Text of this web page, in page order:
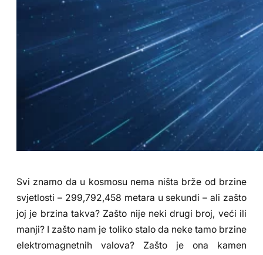
Svi znamo da u kosmosu nema ništa brže od brzine
svjetlosti – 299,792,458 metara u sekundi – ali zašto
joj je brzina takva? Zašto nije neki drugi broj, veći ili
manji? I zašto nam je toliko stalo da neke tamo brzine
elektromagnetnih valova? Zašto je ona kamen